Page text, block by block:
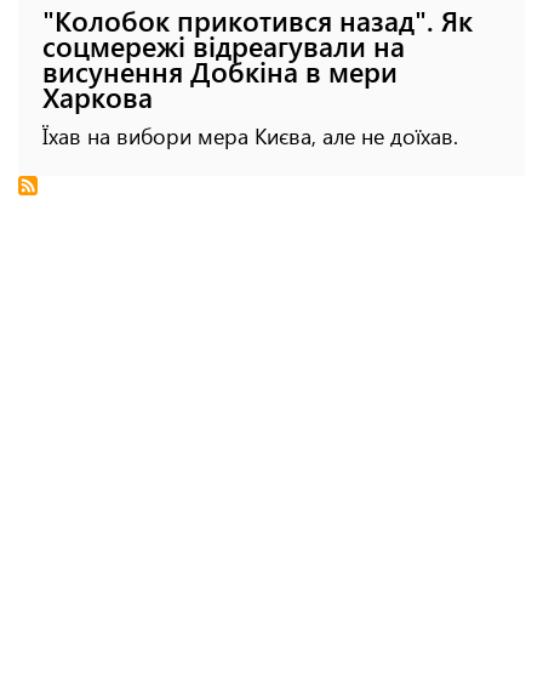
"Колобок прикотився назад". Як
соцмережі відреагували на
висунення Добкіна в мери
Харкова
Їхав на вибори мера Києва, але не доїхав.